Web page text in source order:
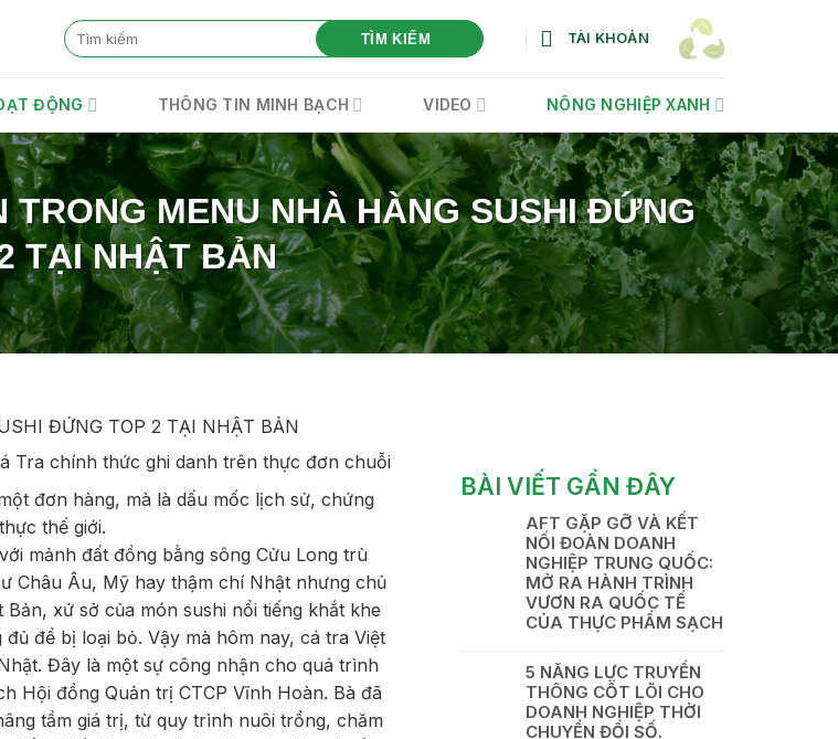
TÌM KIẾM TÀI KHOẢN
ĐỘNG THÔNG TIN MINH BẠCH VIDEO NÔNG NGHIỆP XANH
TRONG MENU NHÀ HÀNG SUSHI ĐỨNG
TẠI NHẬT BẢN
ĐỨNG TOP 2 TẠI NHẬT BẢN
Tra chính thức ghi danh trên thực đơn chuỗi
đơn hàng, mà là dấu mốc lịch sử, chứng
thế giới.
mảnh đất đồng bằng sông Cửu Long trù
Châu Âu, Mỹ hay thậm chí Nhật nhưng chủ
xứ sở của món sushi nổi tiếng khắt khe
để bị loại bỏ. Vậy mà hôm nay, cá tra Việt
Đây là một sự công nhận cho quá trình
Hội đồng Quản trị CTCP Vĩnh Hoàn. Bà đã
tầm giá trị, từ quy trình nuôi trồng, chăm
BÀI VIẾT GẦN ĐÂY
AFT GẶP GỠ VÀ KẾT
NỐI ĐOÀN DOANH
NGHIỆP TRUNG QUỐC:
MỞ RA HÀNH TRÌNH
VƯƠN RA QUỐC TẾ
CỦA THỰC PHẨM SẠCH
5 NĂNG LỰC TRUYỀN
THÔNG CỐT LÕI CHO
DOANH NGHIỆP THỜI
CHUYỂN ĐỔI SỐ.